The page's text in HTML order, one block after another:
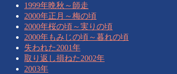
1999年晩秋～師走
2000年正月～梅の頃
2000年桜の頃～実りの頃
2000年もみじの頃～暮れの頃
失われた2001年
取り返し損ねた2002年
2003年